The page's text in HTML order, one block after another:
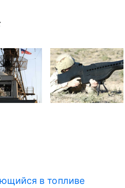
в топливе